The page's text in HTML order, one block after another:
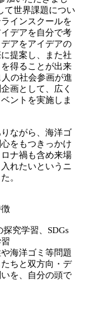
て世界課題につい
インスクールを
デアを自分で考
アをアイデアの
提案し、また社
得ることが出来
の社会参画が進
画として、広く
ントを実施しま
ながら、海洋ゴ
をもつきっかけ
ナ禍も含め来場
れたいというニ
。
究学習、SDGs
海洋ゴミ等問題
ちと双方向・デ
を、自分の頭で